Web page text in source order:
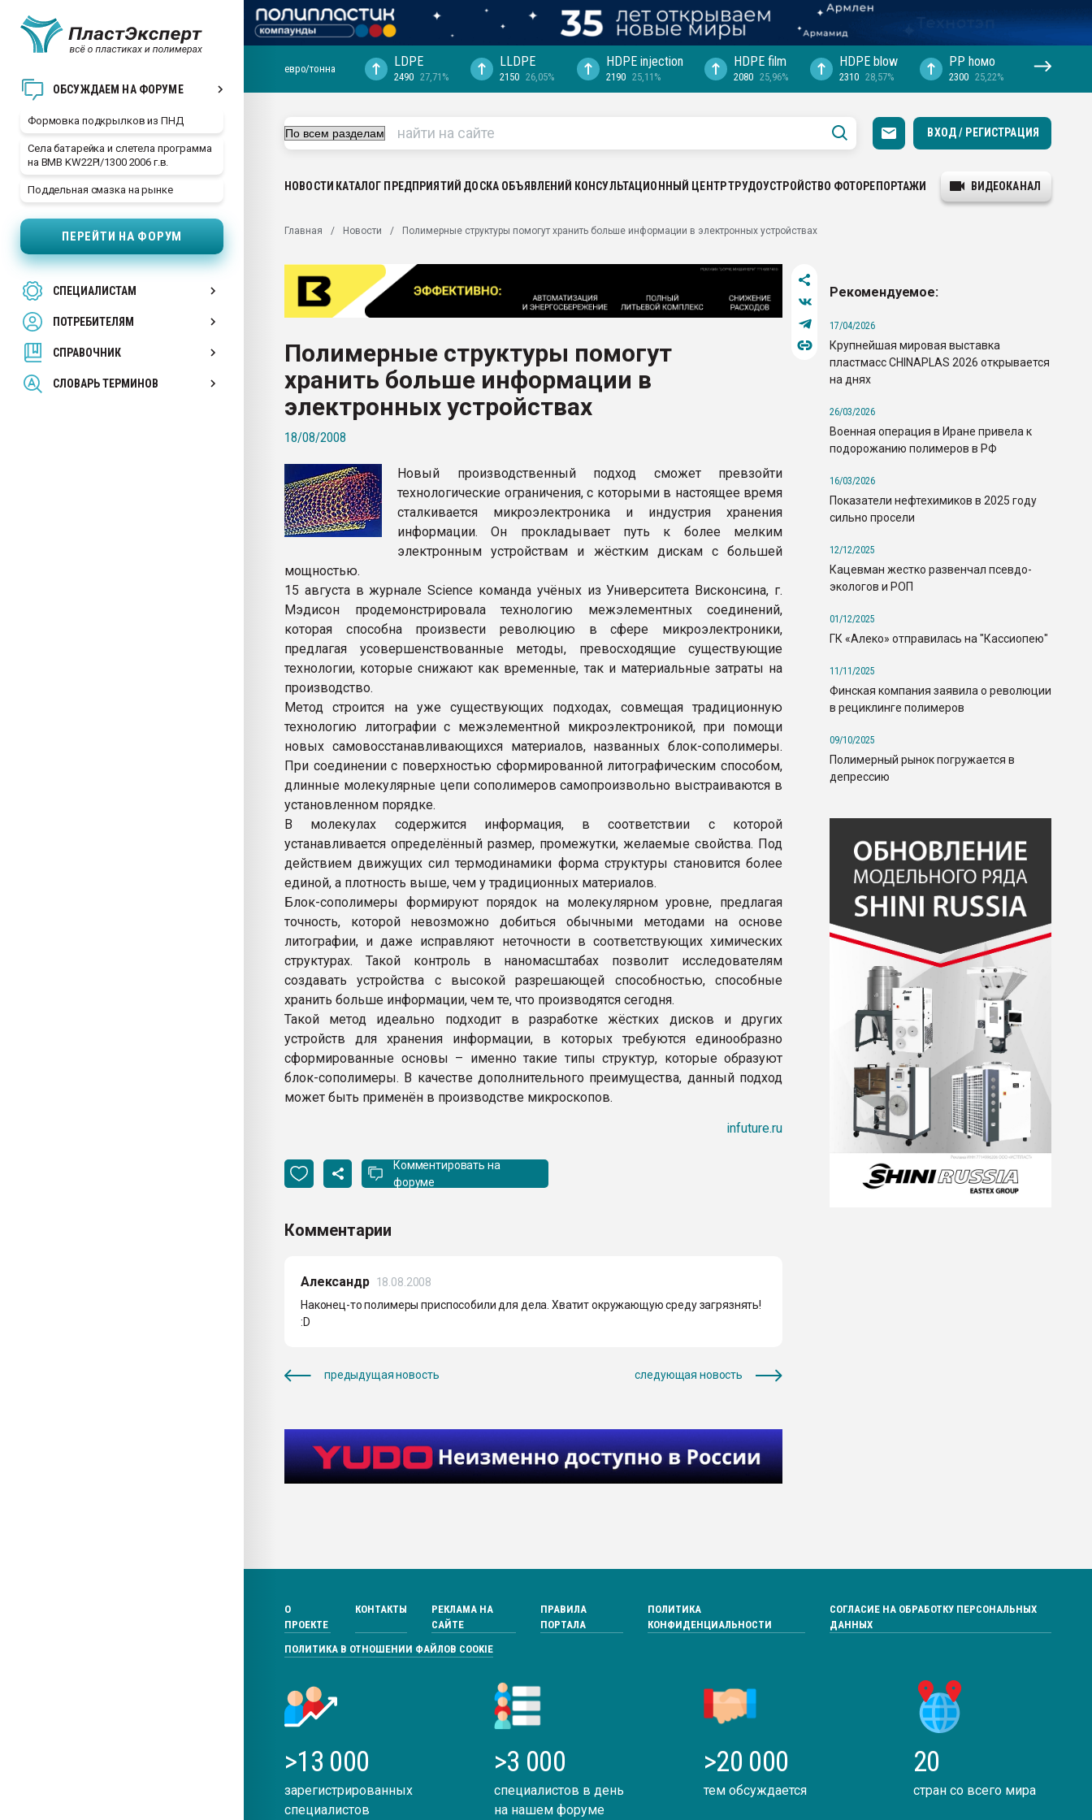
ОБСУЖДАЕМ НА ФОРУМЕ
Формовка подкрылков из ПНД
Села батарейка и слетела программа
на BMB KW22PI/1300 2006 г.в.
Поддельная смазка на рынке
ПЕРЕЙТИ НА ФОРУМ
СПЕЦИАЛИСТАМ
ПОТРЕБИТЕЛЯМ
СПРАВОЧНИК
СЛОВАРЬ ТЕРМИНОВ
29.07.2026 ФРП помог "Ижевскому
Вакуум-формовочные машины:
28.07.2026 Автоматизация выходит на
первый план в переработке
пластмасс
ситуацией на строительном рынке
Всё, что касается выдува ПЭТ
бутылок
ПЕРЕЙТИ НА ФОРУМ
евро/тонна LDPE
2490 27,71%
LLDPE
2150 26,05%
HDPE injection
2190 25,11%
HDPE film
2080 25,96%
HDPE blow
2310 28,57%
PP hомо
2300 25,22%
ВХОД / РЕГИСТРАЦИЯ
НОВОСТИ КАТАЛОГ ПРЕДПРИЯТИЙ ДОСКА ОБЪЯВЛЕНИЙ КОНСУЛЬТАЦИОННЫЙ ЦЕНТРТРУДОУСТРОЙСТВО ФОТОРЕПОРТАЖИ ВИДЕОКАНАЛ
Главная Новости Полимерные структуры помогут хранить больше информации в электронных устройствах
Полимерные структуры помогут
хранить больше информации в
электронных устройствах
18/08/2008
Новый производственный подход сможет превзойти
технологические ограничения, с которыми в настоящее время
сталкивается микроэлектроника и индустрия хранения
информации. Он прокладывает путь к более мелким
электронным устройствам и жёстким дискам с большей
мощностью.
15 августа в журнале Science команда учёных из Университета Висконсина, г.
Мэдисон продемонстрировала технологию межэлементных соединений,
которая способна произвести революцию в сфере микроэлектроники,
предлагая усовершенствованные методы, превосходящие существующие
технологии, которые снижают как временные, так и материальные затраты на
производство.
Метод строится на уже существующих подходах, совмещая традиционную
технологию литографии с межэлементной микроэлектроникой, при помощи
новых самовосстанавливающихся материалов, названных блок-сополимеры.
При соединении с поверхностью сформированной литографическим способом,
длинные молекулярные цепи сополимеров самопроизвольно выстраиваются в
установленном порядке.
В молекулах содержится информация, в соответствии с которой
устанавливается определённый размер, промежутки, желаемые свойства. Под
действием движущих сил термодинамики форма структуры становится более
единой, а плотность выше, чем у традиционных материалов.
Блок-сополимеры формируют порядок на молекулярном уровне, предлагая
точность, которой невозможно добиться обычными методами на основе
литографии, и даже исправляют неточности в соответствующих химических
структурах. Такой контроль в наномасштабах позволит исследователям
создавать устройства с высокой разрешающей способностью, способные
хранить больше информации, чем те, что производятся сегодня.
Такой метод идеально подходит в разработке жёстких дисков и других
устройств для хранения информации, в которых требуются единообразно
сформированные основы – именно такие типы структур, которые образуют
блок-сополимеры. В качестве дополнительного преимущества, данный подход
может быть применён в производстве микроскопов.
infuture.ru
Комментировать на
форуме
Комментарии
Александр 18.08.2008
Наконец-то полимеры приспособили для дела. Хватит окружающую среду загрязнять!
:D
предыдущая новость следующая новость
Рекомендуемое:
17/04/2026
Крупнейшая мировая выставка
пластмасс CHINAPLAS 2026 открывается
на днях
26/03/2026
Военная операция в Иране привела к
подорожанию полимеров в РФ
16/03/2026
Показатели нефтехимиков в 2025 году
сильно просели
12/12/2025
Кацевман жестко развенчал псевдо-
экологов и РОП
01/12/2025
ГК «Алеко» отправилась на "Кассиопею"
11/11/2025
Финская компания заявила о революции
в рециклинге полимеров
09/10/2025
Полимерный рынок погружается в
депрессию
О
ПРОЕКТЕ
КОНТАКТЫ
РЕКЛАМА НА
САЙТЕ
ПРАВИЛА
ПОРТАЛА
ПОЛИТИКА
КОНФИДЕНЦИАЛЬНОСТИ
СОГЛАСИЕ НА ОБРАБОТКУ ПЕРСОНАЛЬНЫХ
ДАННЫХ
ПОЛИТИКА В ОТНОШЕНИИ ФАЙЛОВ COOKIE
>13 000
зарегистрированных
специалистов
>3 000
специалистов в день
на нашем форуме
>20 000
тем обсуждается
20
стран со всего мира